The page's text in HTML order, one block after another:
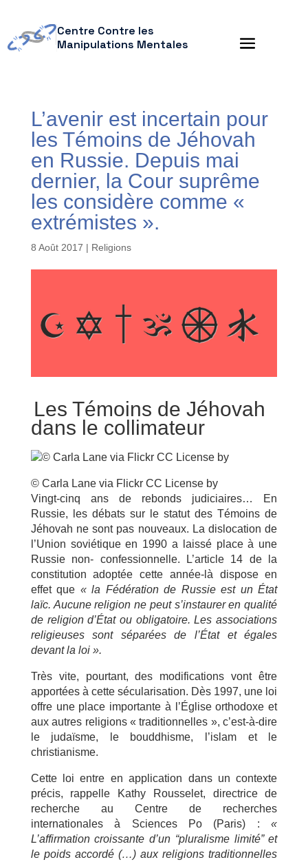
Centre Contre les
Manipulations Mentales
L’avenir est incertain pour
les Témoins de Jéhovah
en Russie. Depuis mai
dernier, la Cour suprême
les considère comme «
extrémistes ».
8 Août 2017 | Religions
Les Témoins de Jéhovah
dans le collimateur
© Carla Lane via Flickr CC License by
Vingt-cinq ans de rebonds judiciaires… En
Russie, les débats sur le statut des Témoins de
Jéhovah ne sont pas nouveaux. La dislocation de
l’Union soviétique en 1990 a laissé place à une
Russie non- confessionnelle. L’article 14 de la
constitution adoptée cette année-là dispose en
effet que « la Fédération de Russie est un État
laïc. Aucune religion ne peut s’instaurer en qualité
de religion d’État ou obligatoire. Les associations
religieuses sont séparées de l’État et égales
devant la loi ».
Très vite, pourtant, des modifications vont être
apportées à cette sécularisation. Dès 1997, une loi
offre une place importante à l’Église orthodoxe et
aux autres religions « traditionnelles », c’est-à-dire
le judaïsme, le bouddhisme, l’islam et le
christianisme.
Cette loi entre en application dans un contexte
précis, rappelle Kathy Rousselet, directrice de
recherche au Centre de recherches
internationales à Sciences Po (Paris) :«
L’affirmation croissante d’un “pluralisme limité” et
le poids accordé (…) aux religions traditionnelles